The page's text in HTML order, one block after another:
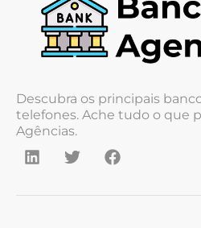
Descubra os principais
telefones. Ache tudo o que
Agências.